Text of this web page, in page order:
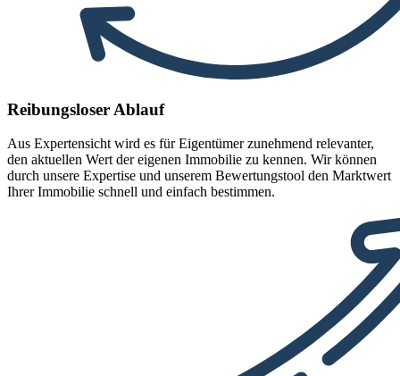
Reibungsloser Ablauf
Aus Expertensicht wird es für Eigentümer zunehmend relevanter,
den aktuellen Wert der eigenen Immobilie zu kennen. Wir können
durch unsere Expertise und unserem Bewertungstool den Marktwert
Ihrer Immobilie schnell und einfach bestimmen.